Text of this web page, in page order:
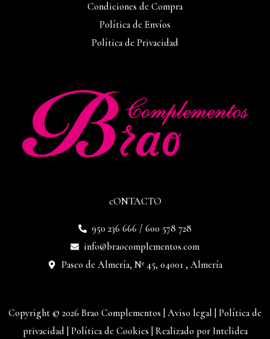
cONTACTO
950 236 666 / 600 578 728
info@braocomplementos.com
Paseo de Almería, Nº 45, 04001 , Almería
Condiciones de Compra
Política de Envíos
Política de Privacidad
Copyright © 2026 Brao Complementos | Aviso legal Política de
privacidad Política de Cookies Realizado por Intelidea